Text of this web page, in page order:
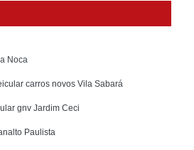
Noca
carros novos Vila Sabará
gnv Jardim Ceci
Paulista